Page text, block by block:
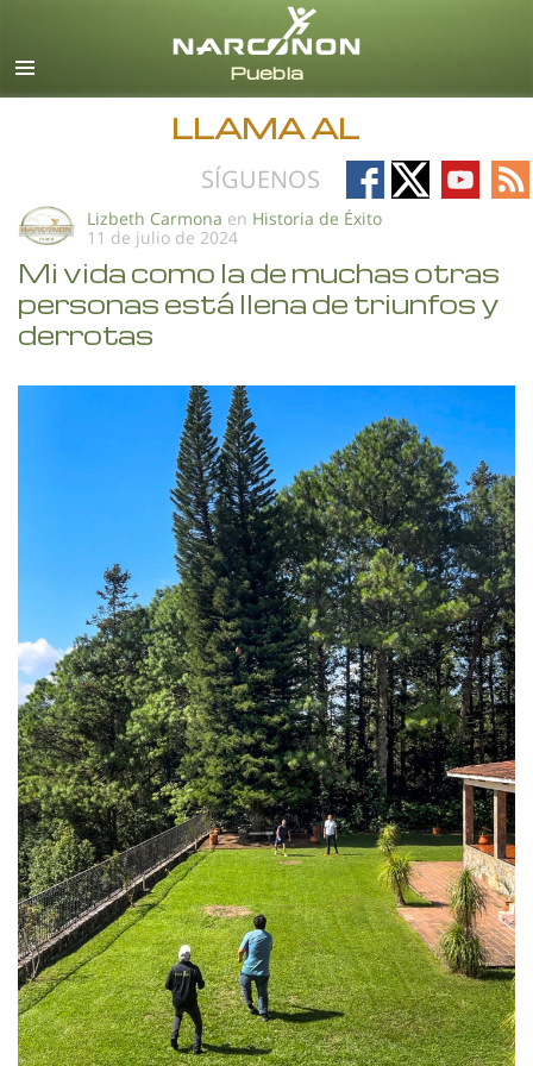
Español
Todas las Regiones/Idiomas
LLAMA AL
SÍGUENOS
Follow
on
Follow
on
Follow
on
on
Lizbeth Carmona en Historia de Éxito
11 de julio de 2024
Mi vida como la de muchas otras
personas está llena de triunfos y
derrotas